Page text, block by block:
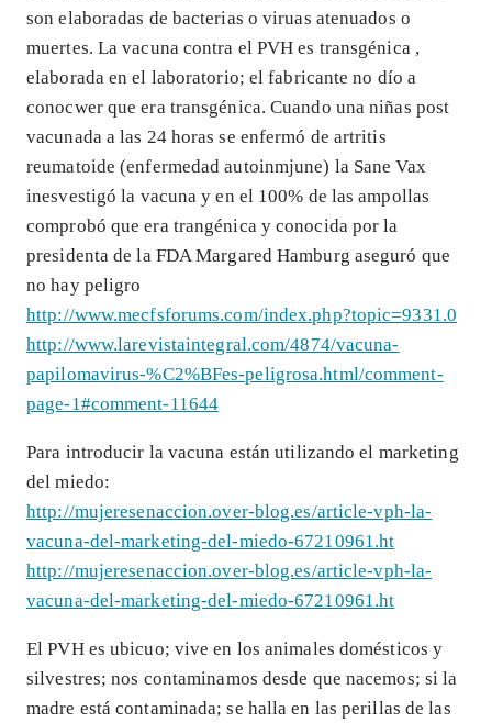
son elaboradas de bacterias o viruas atenuados o
muertes. La vacuna contra el PVH es transgénica ,
elaborada en el laboratorio; el fabricante no dío a
conocwer que era transgénica. Cuando una niñas post
vacunada a las 24 horas se enfermó de artritis
reumatoide (enfermedad autoinmjune) la Sane Vax
inesvestigó la vacuna y en el 100% de las ampollas
comprobó que era trangénica y conocida por la
presidenta de la FDA Margared Hamburg aseguró que
no hay peligro
http://www.mecfsforums.com/index.php?topic=9331.0
http://www.larevistaintegral.com/4874/vacuna-
papilomavirus-%C2%BFes-peligrosa.html/comment-
page-1#comment-11644
Para introducir la vacuna están utilizando el marketing
del miedo:
http://mujeresenaccion.over-blog.es/article-vph-la-
vacuna-del-marketing-del-miedo-67210961.ht
http://mujeresenaccion.over-blog.es/article-vph-la-
vacuna-del-marketing-del-miedo-67210961.ht
El PVH es ubicuo; vive en los animales domésticos y
silvestres; nos contaminamos desde que nacemos; si la
madre está contaminada; se halla en las perillas de las